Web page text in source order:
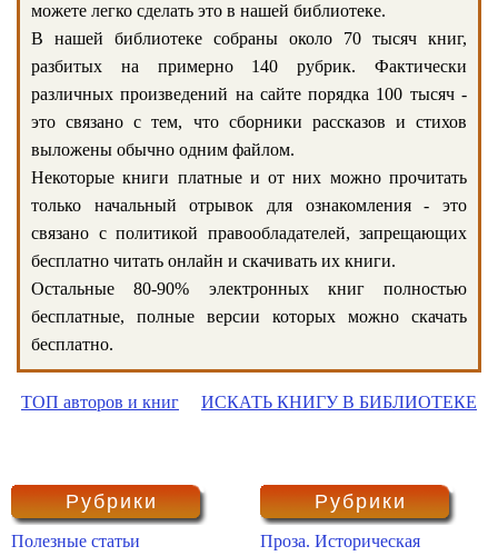
можете легко сделать это в нашей библиотеке.
В нашей библиотеке собраны около 70 тысяч книг,
разбитых на примерно 140 рубрик. Фактически
различных произведений на сайте порядка 100 тысяч -
это связано с тем, что сборники рассказов и стихов
выложены обычно одним файлом.
Некоторые книги платные и от них можно прочитать
только начальный отрывок для ознакомления - это
связано с политикой правообладателей, запрещающих
бесплатно читать онлайн и скачивать их книги.
Остальные 80-90% электронных книг полностью
бесплатные, полные версии которых можно скачать
бесплатно.
ТОП авторов и книг ИСКАТЬ КНИГУ В БИБЛИОТЕКЕ
Рубрики
Полезные статьи
Рубрики
Проза. Историческая